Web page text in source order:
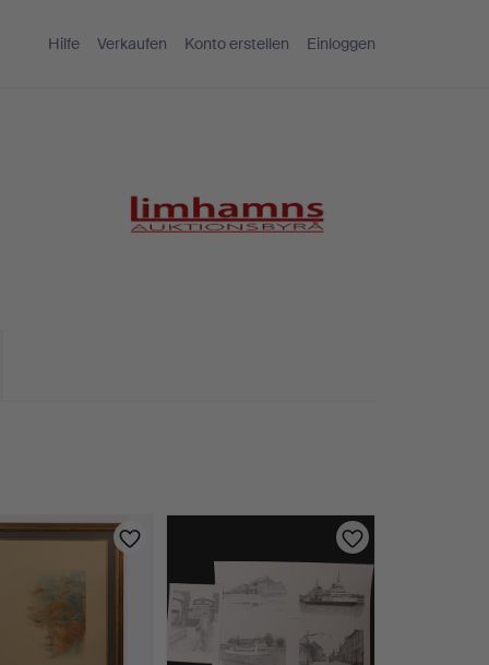
Hilfe Verkaufen Konto erstellen Einloggen